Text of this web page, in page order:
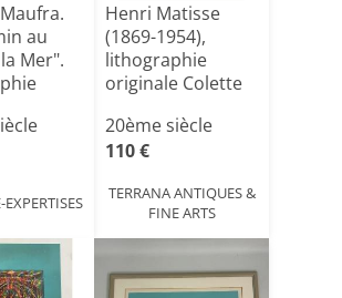
au
Mer".
Henri Matisse
(1869-1954),
lithographie
originale Colette
20ème siècle
110 €
TERRANA ANTIQUES &
FINE ARTS